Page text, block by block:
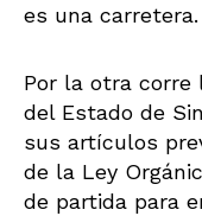
es una carretera.
Por la otra corre
del Estado de
sus artículos
de la Ley
de partida para